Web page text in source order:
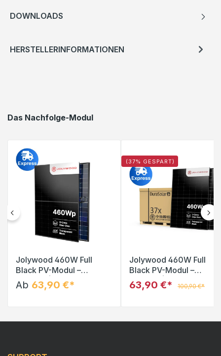
DOWNLOADS
HERSTELLERINFORMATIONEN
Das Nachfolge-Modul
Jolywood 460W Full
Black PV-Modul –
(Bifazial | Glas-Glas) –
JW-HD96N-R2 – Solar
Ab 63,90 €*
(37% GESPART)
Jolywood 460W Full
Black PV-Modul –
(Bifazial | Glas-Glas) –
JW-HD96N-R2 –
63,90 €* 100,90 €*